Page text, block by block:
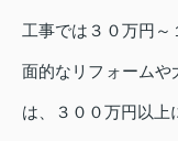
工事では３０万円
面的なリフォームや
は、３００万円以上